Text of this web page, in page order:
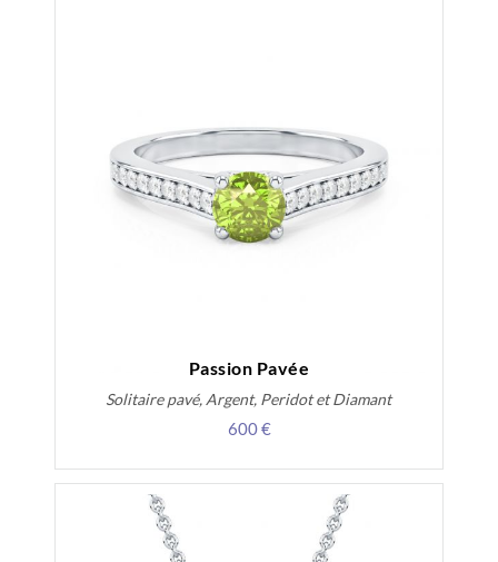
Passion Pavée
Solitaire pavé, Argent, Peridot et Diamant
600 €